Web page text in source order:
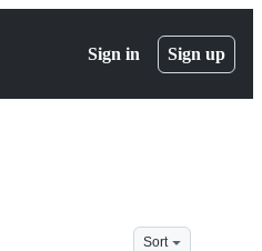
Sign in Sign up
Sort